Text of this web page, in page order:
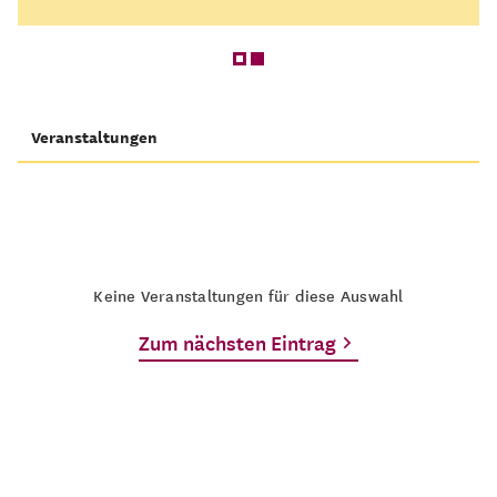
Veranstaltungen
Keine Veranstaltungen für diese Auswahl
Zum nächsten Eintrag